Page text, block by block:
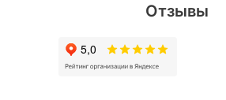
Отзывы